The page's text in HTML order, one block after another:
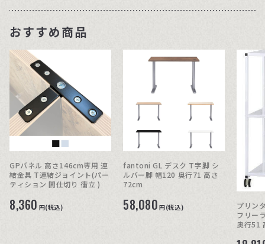
おすすめ商品
GPパネル 高さ146cm専用 連
結金具 T連結ジョイント(パー
ティション 間仕切り 衝立 )
8,360 円(税込)
fantoni GL デスク T字脚 シ
ルバー脚 幅120 奥行71 高さ
72cm
58,080 円(税込)
プリン
フリー
奥行51